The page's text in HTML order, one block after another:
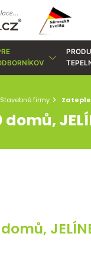
Stavebné firmy